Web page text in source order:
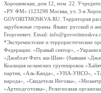
Хорошевская, дом 12, пом. 22.
«РУ ФМ» (123298 Москва, ул. 3-я
GOVORITMOSKVA.RU. Территория
зарубежные страны. Языки: русский и
Георгиевич. Email:
*Экстремистские и террористические
Федерации: «Правый сектор»,
«Джабхат Фатх аш-Шам» (бывшая
Коалиция исламских группировок
партия, «Аль-Каида», «УНА-УНСО»,
народа», «Свидетели Иеговы»,
«Артподготовка», Религиозная